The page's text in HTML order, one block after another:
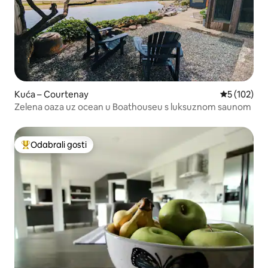
Kuća – Courtenay Prosječna
5 (102)
Zelena oaza uz ocean u Boathouseu s luksuznom saunom
Među najviše rangiranima s oznakom „Odabrali gosti”
Odabrali gosti